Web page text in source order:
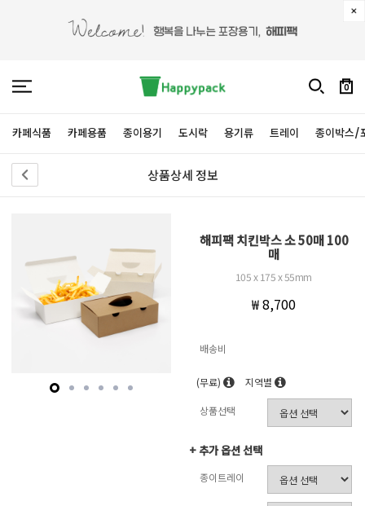
0
카페식품 카페용품 종이용기 도시락 용기류 트레이 종이박스/
상품상세 정보
해피팩 치킨박스 소 50매 100
매
105 x 175 x 55mm
₩ 8,700
배송비
(무료) 지역별
상품선택
+ 추가 옵션 선택
종이트레이